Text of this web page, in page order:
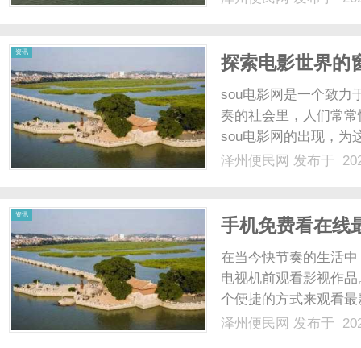
资讯
探索电影世界
sou电影网是一个致力
奏的社会里，人们常
sou电影网的出现，为
地观看各种类型的电
泽州便民网 发布于
资讯
手机免费看在线
在当今快节奏的生活
电视机前观看影视作
个便捷的方式来观看
片，不仅让我们随时
泽州便民网 发布于